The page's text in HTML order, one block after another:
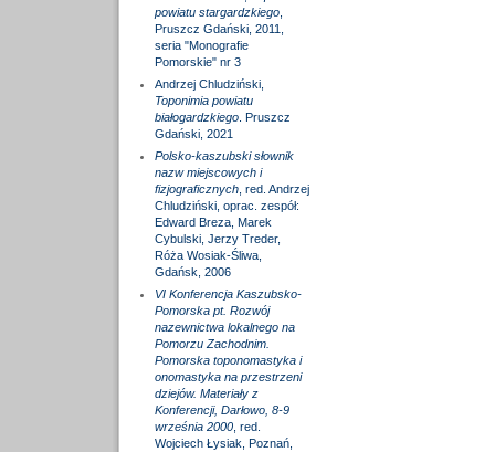
powiatu stargardzkiego,
Pruszcz Gdański, 2011,
seria "Monografie
Pomorskie" nr 3
Andrzej Chludziński,
Toponimia powiatu
białogardzkiego. Pruszcz
Gdański, 2021
Polsko-kaszubski słownik
nazw miejscowych i
fizjograficznych, red. Andrzej
Chludziński, oprac. zespół:
Edward Breza, Marek
Cybulski, Jerzy Treder,
Róża Wosiak-Śliwa,
Gdańsk, 2006
VI Konferencja Kaszubsko-
Pomorska pt. Rozwój
nazewnictwa lokalnego na
Pomorzu Zachodnim.
Pomorska toponomastyka i
onomastyka na przestrzeni
dziejów. Materiały z
Konferencji, Darłowo, 8-9
września 2000, red.
Wojciech Łysiak, Poznań,